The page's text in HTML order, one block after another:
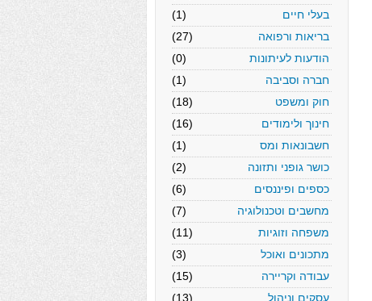
בעלי חיים
(1)
בריאות ורפואה
(27)
הודעות לעיתונות
(0)
חברה וסביבה
(1)
חוק ומשפט
(18)
חינוך ולימודים
(16)
חשבונאות ומס
(1)
כושר גופני ותזונה
(2)
כספים ופיננסים
(6)
מחשבים וטכנולוגיה
(7)
משפחה וזוגיות
(11)
מתכונים ואוכל
(3)
עבודה וקריירה
(15)
עסקים וניהול
(13)